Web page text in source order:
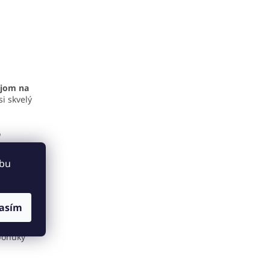
na
skvelý